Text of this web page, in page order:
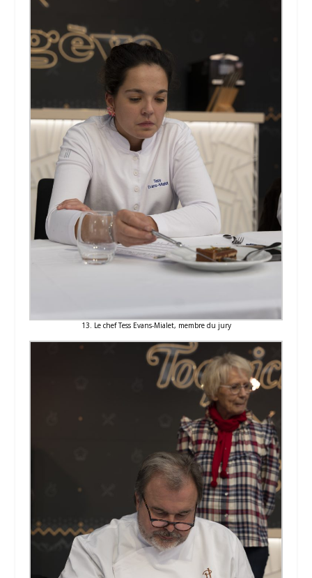
13. Le chef Tess Evans-Mialet, membre du jury